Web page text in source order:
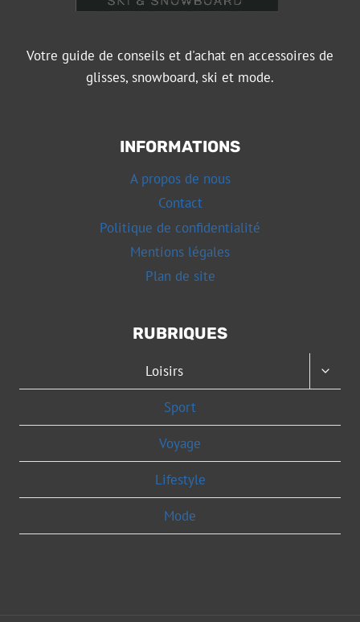
Votre guide de conseils et d'achat en accessoires de
glisses, snowboard, ski et mode.
INFORMATIONS
A propos de nous
Contact
Politique de confidentialité
Mentions légales
Plan de site
RUBRIQUES
Loisirs
Sport
Voyage
Lifestyle
Mode